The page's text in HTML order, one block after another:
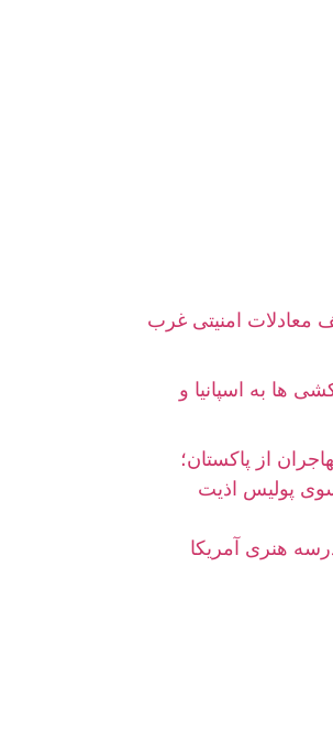
معادلات امنیتی غرب
ها به اسپانیا و
از پاکستان؛
پولیس اذیت
هنری آمریکا